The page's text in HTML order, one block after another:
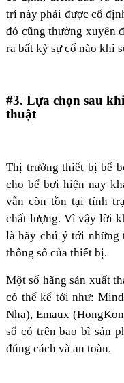
trí này phải được cố
đó cũng thường xuyên
ra bất kỳ sự cố nào khi
#3. Lựa chọn sau
thuật
Thị trường thiết bị bể
cho bể bơi hiện nay
vẫn còn tồn tại tính
chất lượng. Vì vậy lời
là hãy chú ý tới những
thông số của thiết bị.
Một số hãng sản xuất
có thể kể tới như:
Nha), Emaux
số có trên bao bì sản
đúng cách và an toàn.